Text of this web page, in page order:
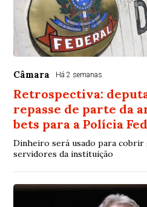
Câmara Há 2 semanas
Retrospectiva:
repasse de parte da
bets para a Polícia
Dinheiro será usado para cobrir
servidores da instituição